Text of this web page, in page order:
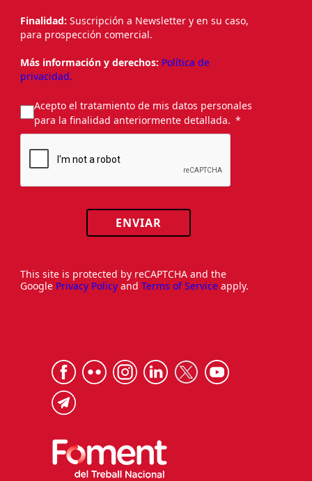
Finalidad: Suscripción a Newsletter y en su caso,
para prospección comercial.
Más información y derechos: Política de
privacidad.
Acepto el tratamiento de mis datos personales
para la finalidad anteriormente detallada.
ENVIAR
This site is protected by reCAPTCHA and the
Google Privacy Policy and Terms of Service apply.